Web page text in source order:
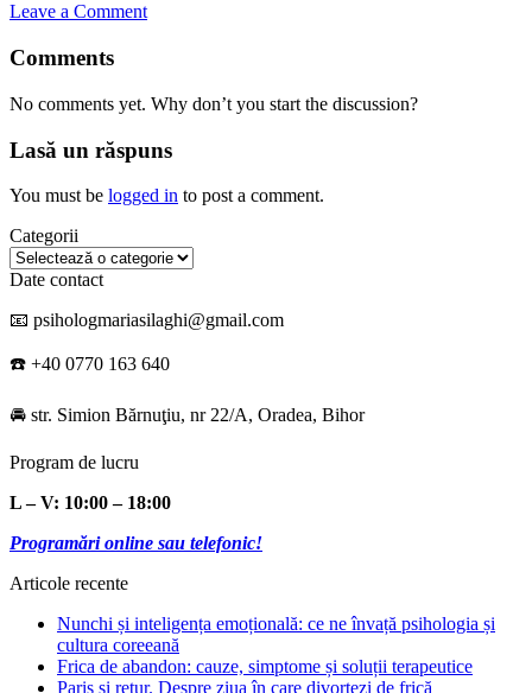
Leave a Comment
Comments
No comments yet. Why don’t you start the discussion?
Lasă un răspuns
You must be logged in to post a comment.
Categorii
Categorii
Date contact
📧 psihologmariasilaghi@gmail.com
☎️ +40 0770 163 640
🚘 str. Simion Bărnuţiu, nr 22/A, Oradea, Bihor
Program de lucru
L – V: 10:00 – 18:00
Programări online sau telefonic!
Articole recente
Nunchi și inteligența emoțională: ce ne învață psihologia și
cultura coreeană
Frica de abandon: cauze, simptome și soluții terapeutice
Paris și retur. Despre ziua în care divorțezi de frică